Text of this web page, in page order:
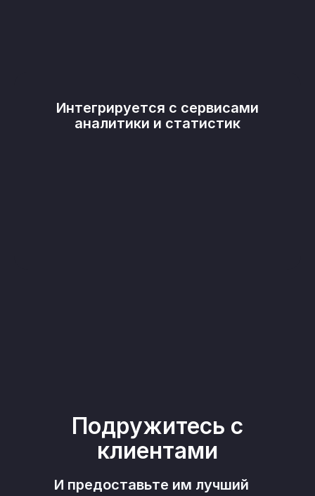
Интегрируется с сервисами
аналитики и статистик
Подружитесь с
клиентами
И предоставьте им лучший